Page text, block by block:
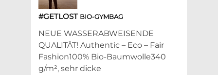
#GETLOST BIO-GYMBAG
NEUE WASSERABWEISENDE
QUALITÄT! Authentic – Eco – Fair
Fashion100% Bio-Baumwolle340
g/m², sehr dicke